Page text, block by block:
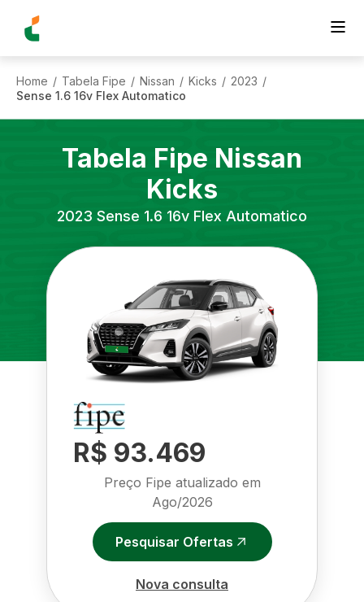
Home / Tabela Fipe / Nissan / Kicks / 2023 /
Sense 1.6 16v Flex Automatico
Tabela Fipe Nissan
Kicks
2023 Sense 1.6 16v Flex Automatico
R$ 93.469
Preço Fipe atualizado em
Ago/2026
Pesquisar Ofertas
Nova consulta